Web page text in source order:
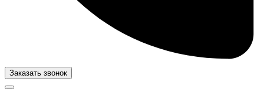
Заказать звонок